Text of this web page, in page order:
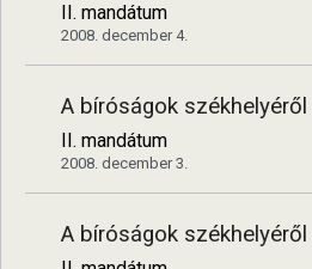
II. mandátum
2008. december 4.
А bíróságok
II. mandátum
2008. december 3.
A bíróságok